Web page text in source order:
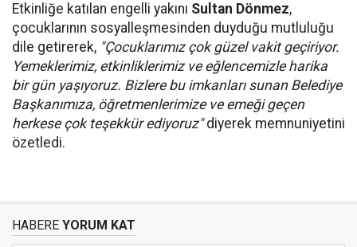
Etkinliğe katılan engelli yakını Sultan Dönmez,
çocuklarının sosyalleşmesinden duyduğu mutluluğu
dile getirerek, "Çocuklarımız çok güzel vakit geçiriyor.
Yemeklerimiz, etkinliklerimiz ve eğlencemizle harika
bir gün yaşıyoruz. Bizlere bu imkanları sunan Belediye
Başkanımıza, öğretmenlerimize ve emeği geçen
herkese çok teşekkür ediyoruz"diyerek memnuniyetini
özetledi.
HABERE YORUM KAT